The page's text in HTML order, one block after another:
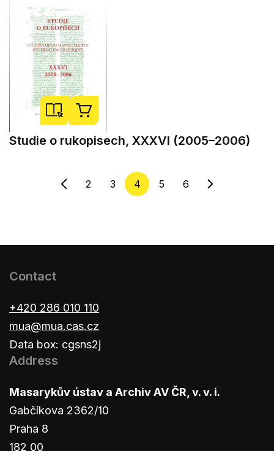
Studie o rukopisech, XXXVI (2005–2006)
2 3 4 5 6
Contact
+420 286 010 110
mua@mua.cas.cz
Data box: cgsns2j
Address
Masarykův ústav a Archiv AV ČR, v. v. i.
Gabčíkova 2362/10
Praha 8
182 00